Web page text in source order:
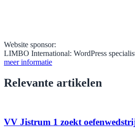
Website sponsor:
LIMBO International: WordPress
meer informatie
Relevante artikelen
VV Jistrum 1 zoekt